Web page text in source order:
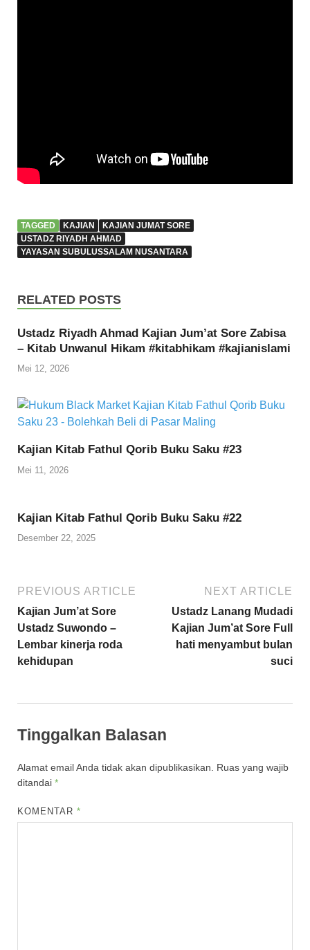
TAGGED KAJIAN
KAJIAN JUMAT SORE
USTADZ RIYADH AHMAD
YAYASAN SUBULUSSALAM NUSANTARA
RELATED POSTS
Ustadz Riyadh Ahmad Kajian Jum’at Sore Zabisa
– Kitab Unwanul Hikam #kitabhikam #kajianislami
Mei 12, 2026
Kajian Kitab Fathul Qorib Buku Saku #23
Mei 11, 2026
Kajian Kitab Fathul Qorib Buku Saku #22
Desember 22, 2025
PREVIOUS ARTICLE
Kajian Jum’at Sore
Ustadz Suwondo –
Lembar kinerja roda
kehidupan
NEXT ARTICLE
Ustadz Lanang Mudadi
Kajian Jum’at Sore Full
hati menyambut bulan
suci
Tinggalkan Balasan
Alamat email Anda tidak akan dipublikasikan.
Ruas yang wajib
ditandai *
KOMENTAR*